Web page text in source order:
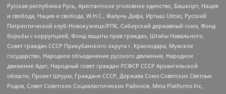
Русская республика Русь, Арестантское уголовное единство, Башкорт, Нация
и свобода, Нация и свобода, W.H.С., Фалунь Дафа, Иртыш Ultras, Русский
Патриотический клуб-Новокузнецк/РПК, Сибирский державный союз, Фонд
борьбы с коррупцией, Фонд защиты прав граждан, Штабы Навального,
Совет граждан СССР Прикубанского округа г. Краснодара, Мужское
государство, Народное объединение русского движения, Народное
движение Адат, Народный совет граждан РСФСР СССР Архангельской
области, Проект Штурм, Граждане СССР, Держава Союз Советских Светлых
Родов, Совет Советских Социалистических Районов, Meta Platforms Inc,